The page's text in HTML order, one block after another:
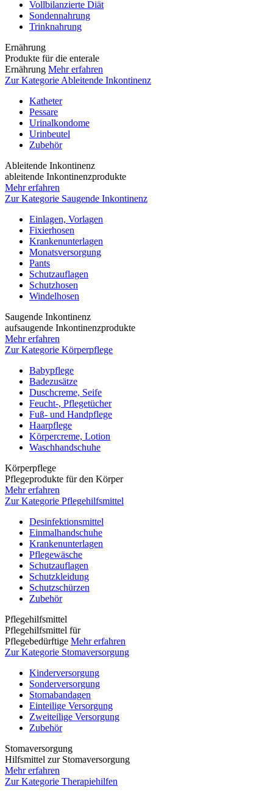
Vollbilanzierte Diät
Sondennahrung
Trinknahrung
Ernährung
Produkte für die enterale
Ernährung Mehr erfahren
Zur Kategorie Ableitende Inkontinenz
Katheter
Pessare
Urinalkondome
Urinbeutel
Zubehör
Ableitende Inkontinenz
ableitende Inkontinenzprodukte
Mehr erfahren
Zur Kategorie Saugende Inkontinenz
Einlagen, Vorlagen
Fixierhosen
Krankenunterlagen
Monatsversorgung
Pants
Schutzauflagen
Schutzhosen
Windelhosen
Saugende Inkontinenz
aufsaugende Inkontinenzprodukte
Mehr erfahren
Zur Kategorie Körperpflege
Babypflege
Badezusätze
Duschcreme, Seife
Feucht-, Pflegetücher
Fuß- und Handpflege
Haarpflege
Körpercreme, Lotion
Waschhandschuhe
Körperpflege
Pflegeprodukte für den Körper
Mehr erfahren
Zur Kategorie Pflegehilfsmittel
Desinfektionsmittel
Einmalhandschuhe
Krankenunterlagen
Pflegewäsche
Schutzauflagen
Schutzkleidung
Schutzschürzen
Zubehör
Pflegehilfsmittel
Pflegehilfsmittel für
Pflegebedürftige Mehr erfahren
Zur Kategorie Stomaversorgung
Kinderversorgung
Sonderversorgung
Stomabandagen
Einteilige Versorgung
Zweiteilige Versorgung
Zubehör
Stomaversorgung
Hilfsmittel zur Stomaversorgung
Mehr erfahren
Zur Kategorie Therapiehilfen